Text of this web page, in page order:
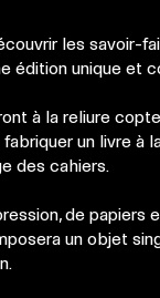
les savoir-
édition unique et
à la reliure
un livre à
des cahiers.
de papiers
un objet